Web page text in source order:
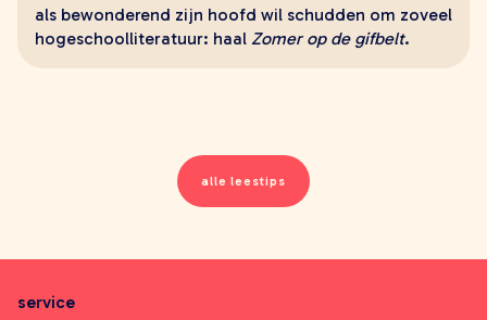
als bewonderend zijn hoofd wil schudden om zoveel
hogeschoolliteratuur: haal Zomer op de gifbelt.
alle leestips
service